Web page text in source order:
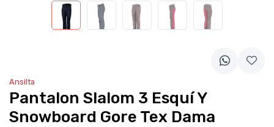
Ansilta
Pantalon Slalom 3 Esquí Y
Snowboard Gore Tex Dama